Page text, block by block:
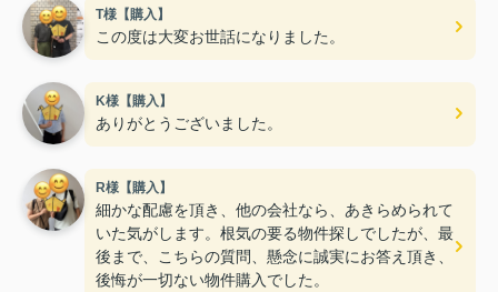
T様【購入】
この度は大変お世話になりました。
K様【購入】
ありがとうございました。
R様【購入】
細かな配慮を頂き、他の会社なら、あきらめられて
いた気がします。根気の要る物件探しでしたが、最
後まで、こちらの質問、懸念に誠実にお答え頂き、
後悔が一切ない物件購入でした。